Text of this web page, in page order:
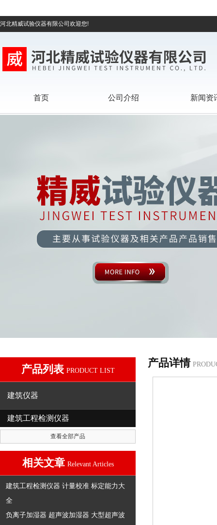
河北精威试验仪器有限公司欢迎您!
首页 公司介绍 新闻资
产品详情
产品列表 PRODUCT LIST
建筑仪器
建筑工程检测仪器
查看全部产品
相关文章 Relevant Articles
建筑工程检测仪器 计量校准 标定能力大
全
负离子加湿器 超声波加湿器 大型超声波